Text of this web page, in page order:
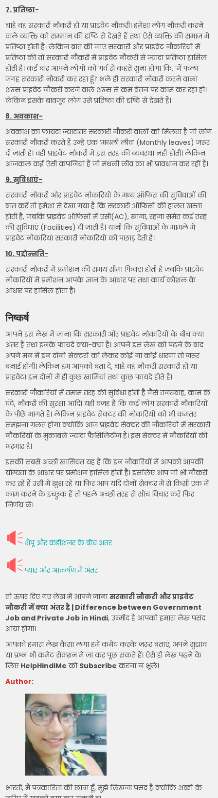
7. प्रतिष्ठा-
चाहे वह सरकारी नौकरी हो या प्राइवेट नौकरी। हमेशा लोग नौकरी करने
वाले व्यक्ति को सम्मान की दृष्टि से देखते हैं तथा ऐसे व्यक्ति की समाज में
प्रतिष्ठा होती है। लेकिन बात की जाए सरकारी और प्राइवेट नौकरियों में
प्रतिष्ठा की तो सरकारी नौकरी में प्राइवेट नौकरी से ज्यादा प्रतिष्ठा हासिल
होती है। कई बार आपने लोगों को गर्व से कहते सुना होगा कि, ‘मैं फलां
जगह सरकारी नौकरी कर रहा हूँ।‘ भले ही सरकारी नौकरी करने वाला
शख्स प्राइवेट नौकरी करने वाले शख्स से कम वेतन पर काम कर रहा हो।
लेकिन इसके बावजूद लोग उसे प्रतिष्ठा की दृष्टि से देखते हैं।
8. अवकाश-
अवकाश का फायदा ज्यादातर सरकारी नौकरी वालों को मिलता है जो लोग
सरकारी नौकरी करते हैं उन्हें एक ‘मंथली लीव’ (Monthly leaves) जरूर
दी जाती है। वहीं प्राइवेट नौकरी में इस तरह की व्यवस्था नहीं होती। लेकिन
आजकल कई ऐसी कंपनियां हैं जो मंथली लीव का भी प्रावधान कर रहीं हैं।
9. सुविधाएं-
सरकारी नौकरी और प्राइवेट नौकरियों के मध्य ऑफिस की सुविधाओं की
बात करें तो हमेशा से देखा गया है कि सरकारी ऑफिसों की हालत खस्ता
होती है, जबकि प्राइवेट ऑफिसों में एसी(AC), खाना, रहना समेत कई तरह
की सुविधाएं (Facilities) दी जाती है। यानी कि सुविधाओं के मामले में
प्राइवेट नौकरियां सरकारी नौकरियों को पछाड़ देती है।
10. पद्दोन्नति-
सरकारी नौकरी में प्रमोशन की समय सीमा फिक्स होती है जबकि प्राइवेट
नौकरियों में प्रमोशन आपके ज्ञान के आधार पर तथा कार्य कौशल के
आधार पर हासिल होता है।
निष्कर्ष
आपने इस लेख में जाना कि सरकारी और प्राइवेट नौकरियों के बीच क्या
अंतर है तथा इनके फायदे क्या-क्या है। आपने इस लेख को पढ़ने के बाद
अपने मन में इन दोनों सेक्टरों को लेकर कोई ना कोई धारणा तो जरूर
बनाई होगी। लेकिन हम आपको बता दें, चाहे वह नौकरी सरकारी हो या
प्राइवेट। इन दोनों में ही कुछ खामियां तथा कुछ फायदे होते हैं।
सरकारी नौकरियों में तमाम तरह की सुविधा होती है जैसे तनख्वाह, काम के
घंटे, नौकरी की सुरक्षा आदि। यही वजह है कि कई लोग सरकारी नौकरियों
के पीछे भागते हैं। लेकिन प्राइवेट सेक्टर की नौकरियों को भी कमतर
समझना गलत होगा क्योंकि आज प्राइवेट सेक्टर की नौकरियों में सरकारी
नौकरियों के मुकाबले ज्यादा फैसिलिटीज हैं। इस सेक्टर में नौकरियों की
भरमार है।
इसकी सबसे अच्छी खासियत यह है कि इन नौकरियों में आपको आपकी
योग्यता के आधार पर प्रमोशन हासिल होती है। इसलिए आप जो भी नौकरी
कर रहे हैं उसी में खुश रहे या फिर आप यदि दोनों सेक्टर में से किसी एक में
काम करने के इच्छुक हैं तो पहले अच्छी तरह से सोच विचार करें फिर
निर्णय लें।
शैंपू और कंडीशनर के बीच अंतर
प्यार और आकर्षण में अंतर
तो ऊपर दिए गए लेख में आपने जानासरकारी नौकरी और प्राइवेट
नौकरी में क्या अंतर है | Difference between Government
Job and Private Job in Hindi, उम्मीद है आपको हमारा लेख पसंद
आया होगा।
आपको हमारा लेख कैसा लगा हमें कमेंट करके जरूर बताएं, अपने सुझाव
या प्रश्न भी कमेंट सेक्शन में जा कर पूछ सकते हैं। ऐसे ही लेख पढ़ने के
लिए HelpHindiMe को Subscribe करना न भूले।
Author:
भारती, मैं पत्रकारिता की छात्रा हूँ, मुझे लिखना पसंद है क्योंकि शब्दों के